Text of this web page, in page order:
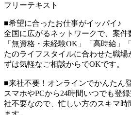
フリーテキスト
■希望に合ったお仕事がイッパイ♪
全国に広がるネットワークで、案件
「無資格・未経験OK」「高時給」
たのライフスタイルに合わせた職場
ずは気軽なご相談からでOKです。
■来社不要！オンラインでかんたん
スマホやPCから24時間いつでも登
社不要なので、忙しい方のスキマ